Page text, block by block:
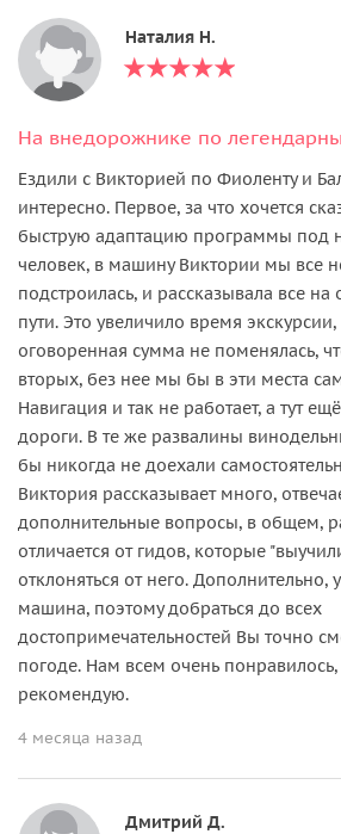
Наталия Н.
Ездили с Викторией по Фиоленту и
интересно. Первое, за что хочется
быструю адаптацию программы под
человек, в машину Виктории мы все
подстроилась, и рассказывала все на
пути. Это увеличило время
оговоренная сумма не поменялась,
вторых, без нее мы бы в эти места
Навигация и так не работает, а тут
дороги. В те же развалины
бы никогда не доехали
Виктория рассказывает много,
дополнительные вопросы, в общем,
отличается от гидов, которые
отклоняться от него. Дополнительно,
машина, поэтому добраться до всех
достопримечательностей Вы точно
погоде. Нам всем очень
рекомендую.
4 месяца назад
Дмитрий Д.